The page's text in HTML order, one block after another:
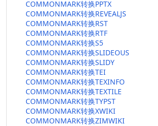
COMMONMARK转换PPTX
COMMONMARK转换REVEALJS
COMMONMARK转换RST
COMMONMARK转换RTF
COMMONMARK转换S5
COMMONMARK转换SLIDEOUS
COMMONMARK转换SLIDY
COMMONMARK转换TEI
COMMONMARK转换TEXINFO
COMMONMARK转换TEXTILE
COMMONMARK转换TYPST
COMMONMARK转换XWIKI
COMMONMARK转换ZIMWIKI